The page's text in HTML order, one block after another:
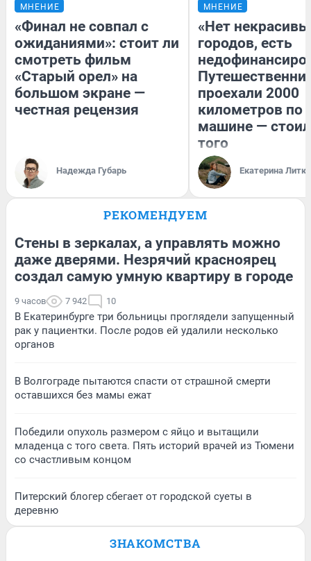
МНЕНИЕ
«Финал не совпал с
ожиданиями»: стоит ли
смотреть фильм
«Старый орел» на
большом экране —
честная рецензия
Надежда Губарь
МНЕНИЕ
«Нет
городов, есть
проехали 2000
километров по
машине —
того
Екатерина
РЕКОМЕНДУЕМ
Стены в зеркалах, а управлять можно
даже дверями. Незрячий красноярец
создал самую умную квартиру в городе
9 часов 7 942 10
В Екатеринбурге три больницы проглядели запущенный
рак у пациентки. После родов ей удалили несколько
органов
В Волгограде пытаются спасти от страшной смерти
оставшихся без мамы ежат
Победили опухоль размером с яйцо и вытащили
младенца с того света. Пять историй врачей из Тюмени
со счастливым концом
Питерский блогер сбегает от городской суеты в
деревню
ЗНАКОМСТВА